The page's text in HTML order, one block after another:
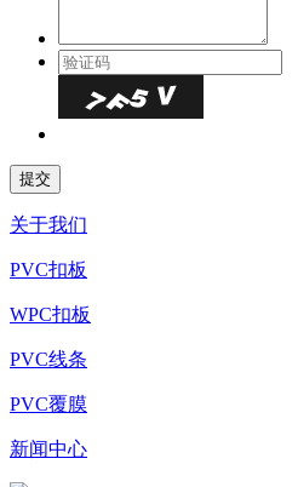
关于我们
PVC扣板
WPC扣板
PVC线条
PVC覆膜
新闻中心